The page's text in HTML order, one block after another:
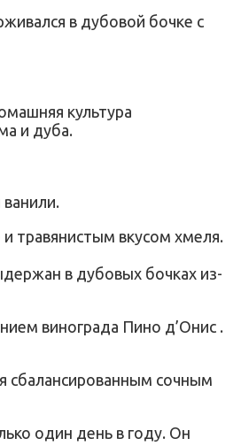
в дубовой бочке с
культура
и дуба.
травянистым вкусом хмеля.
в дубовых бочках из-
винограда Пино д’Онис .
сбалансированным сочным
один день в году. Он